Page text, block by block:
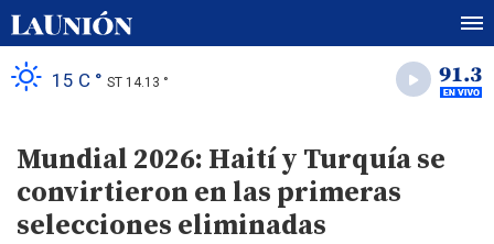
15 C ° ST 14.13 °
Mundial 2026: Haití y Turquía se
convirtieron en las primeras
selecciones eliminadas